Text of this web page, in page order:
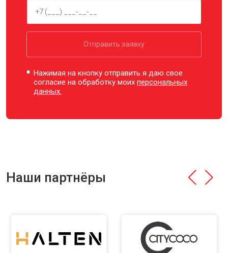
Отправить заявку
Нажимая на кнопку отправить я даю свое
согласие на обработку моихперсональных
данных.
Наши партнёры